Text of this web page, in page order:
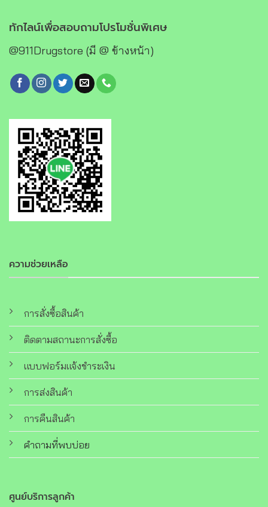
ความช่วยเหลือ
การสั่งซื้อสินค้า
ติดตามสถานะการสั่งซื้อ
แบบฟอร์มแจ้งชำระเงิน
การส่งสินค้า
การคืนสินค้า
คำถามที่พบบ่อย
ศูนย์บริการลูกค้า
ทักไลน์เพื่อสอบถามโปรโมชั่นพิเศษ
@911Drugstore (มี @ ข้างหน้า)